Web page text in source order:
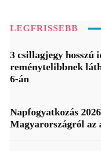
LEGFRISSEBB
3 csillagjegy hosszú
reménytelibbnek
6-án
Napfogyatkozás
Magyarországról az